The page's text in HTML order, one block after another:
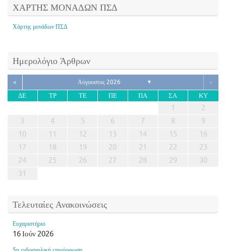
ΧΑΡΤΗΣ ΜΟΝΑΔΩΝ ΠΣΔ
Χάρτης μονάδων ΠΣΔ
Ημερολόγιο Άρθρων
< Αύγουστος 2026 ▼
>
ΔΕ
ΤΡ ΤΕ ΠΕ ΠΑ ΣΑ ΚΥ
1
2
3
4 5 6 7 8
9
10
11 12 13 14 15
16
17
18 19 20 21 22
23
24
25 26 27 28 29
30
31
Τελευταίες Ανακοινώσεις
Ευχαριστήριο
16 Ιούν 2026